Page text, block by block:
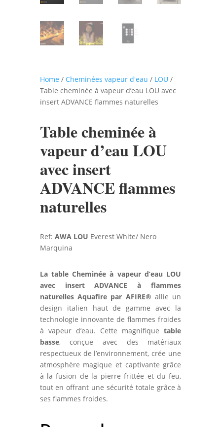
Home / Cheminées vapeur d'eau / LOU /
Table cheminée à vapeur d’eau LOU avec
insert ADVANCE flammes naturelles
Table cheminée à
vapeur d’eau LOU
avec insert
ADVANCE flammes
naturelles
Ref: AWA LOU Everest White/ Nero
Marquina
La table Cheminée à vapeur d’eau LOU
avec insert ADVANCE à flammes
naturelles Aquafire par AFIRE® allie un
design italien haut de gamme avec la
technologie innovante de flammes froides
à vapeur d’eau. Cette magnifiquetable
basse, conçue avec des matériaux
respectueux de l’environnement, crée une
atmosphère magique et captivante grâce
à la fusion de la pierre frittée et du feu,
tout en offrant une sécurité totale grâce à
ses flammes froides.